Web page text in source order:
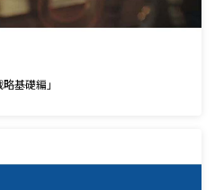
基礎編」